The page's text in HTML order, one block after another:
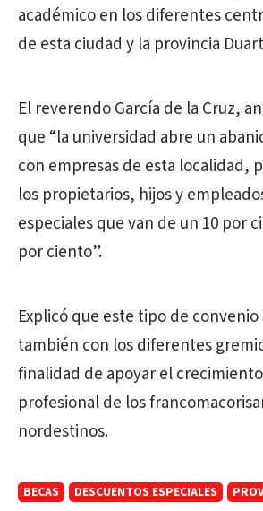
académico en los diferentes
de esta ciudad y la provincia
El reverendo García de la Cruz,
que “la universidad abre un
con empresas de esta localidad,
los propietarios, hijos y
especiales que van de un 10 por
por ciento”.
Explicó que este tipo de
también con los diferentes
finalidad de apoyar el
profesional de los
nordestinos.
BECAS DESCUENTOS ESPECIALES